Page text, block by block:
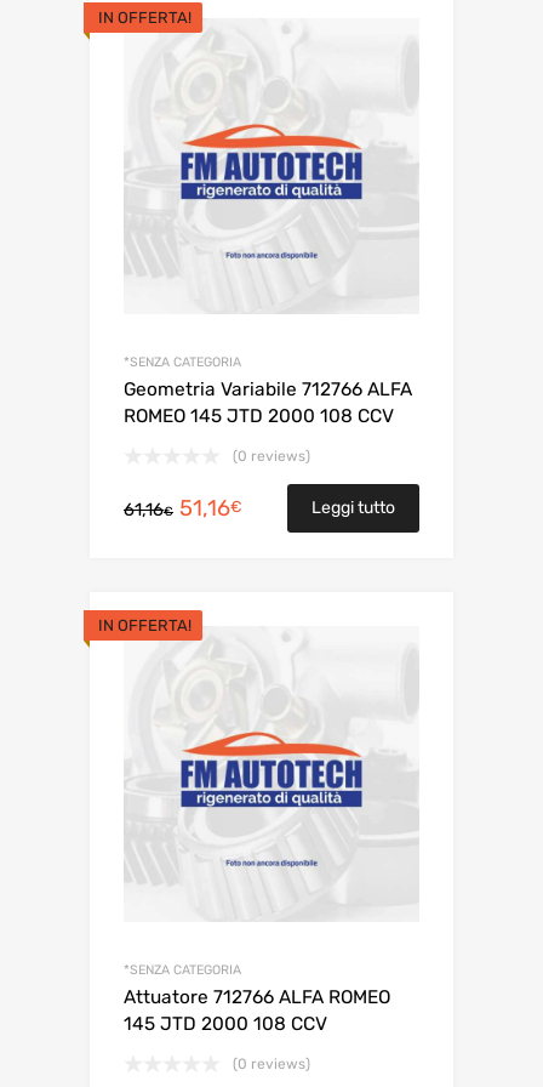
era:
650,00€.
IN OFFERTA!
*SENZA CATEGORIA
Geometria Variabile 712766 ALFA
ROMEO 145 JTD 2000 108 CCV
(0 reviews)
61,16€ Il
era:
61,16€.
51,16€
prezzo
51,16€.
Leggi tutto
IN OFFERTA!
*SENZA CATEGORIA
Attuatore 712766 ALFA ROMEO
145 JTD 2000 108 CCV
(0 reviews)